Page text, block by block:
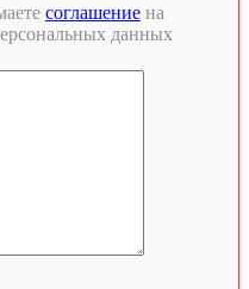
соглашение на
данных